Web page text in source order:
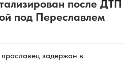
после ДТП
под Переславлем
задержан в